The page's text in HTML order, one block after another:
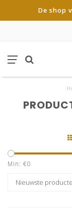
De shop
Min: €0